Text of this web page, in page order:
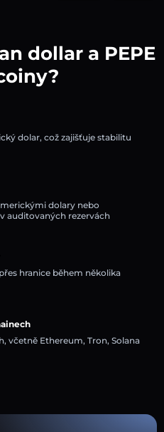
dollar a PEPE
dolar, což zajišťuje stabilitu
dolary nebo
auditovaných rezervách
hranice během několika
včetně Ethereum, Tron, Solana